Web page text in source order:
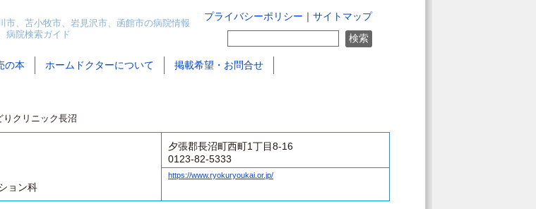
プライバシーポリシー サイトマップ
市、苫小牧市、岩見沢市、函館市の病院情報
病院検索ガイド
の本 ホームドクターについて
掲載希望・お問合せ
りクリニック長沼
ョン科
夕張郡長沼町西町1丁目8-16
0123-82-5333
https://www.ryokuryoukai.or.jp/